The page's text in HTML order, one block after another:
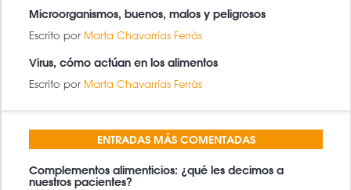
Microorganismos, buenos, malos y peligrosos
Escrito por Marta Chavarrías Ferràs
Virus, cómo actúan en los alimentos
Escrito por Marta Chavarrías Ferràs
ENTRADAS MÁS COMENTADAS
Complementos alimenticios: ¿qué les decimos a
nuestros pacientes?